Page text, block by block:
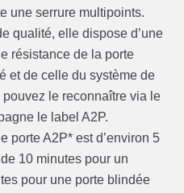
une serrure multipoints.
qualité, elle dispose d’une
résistance de la porte
et de celle du système de
pouvez le reconnaître via le
le label A2P.
porte A2P* est d’environ 5
10 minutes pour un
pour une porte blindée